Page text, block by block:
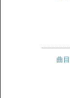
曲